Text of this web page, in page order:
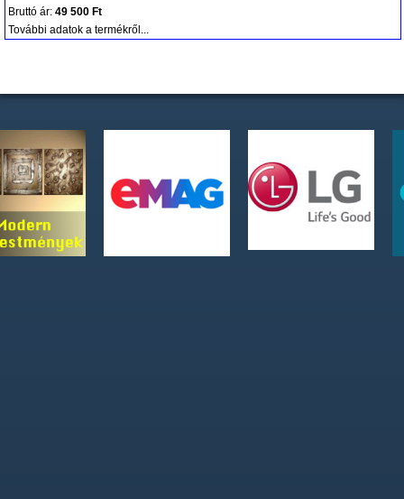
Bruttó ár: 49 500 Ft
További adatok a termékről...